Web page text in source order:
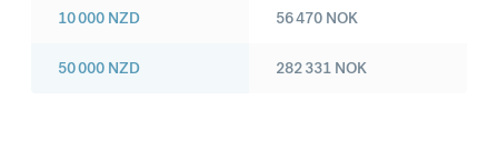
10 000 NZD
50 000 NZD
56 470 NOK
282 331 NOK